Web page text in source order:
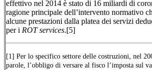
effettivo nel 2014 è stato di 16 miliardi di
ragione principale dell’intervento normativo
alcune prestazioni dalla platea dei servizi
per i ROT services.[5]
[1] Per lo specifico settore delle costruzioni, nel
parole, l’obbligo di versare al fisco l’imposta sul